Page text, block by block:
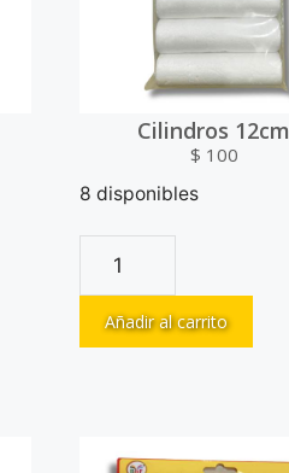
Cilindros 12cm
$ 100
8 disponibles
Añadir al carrito